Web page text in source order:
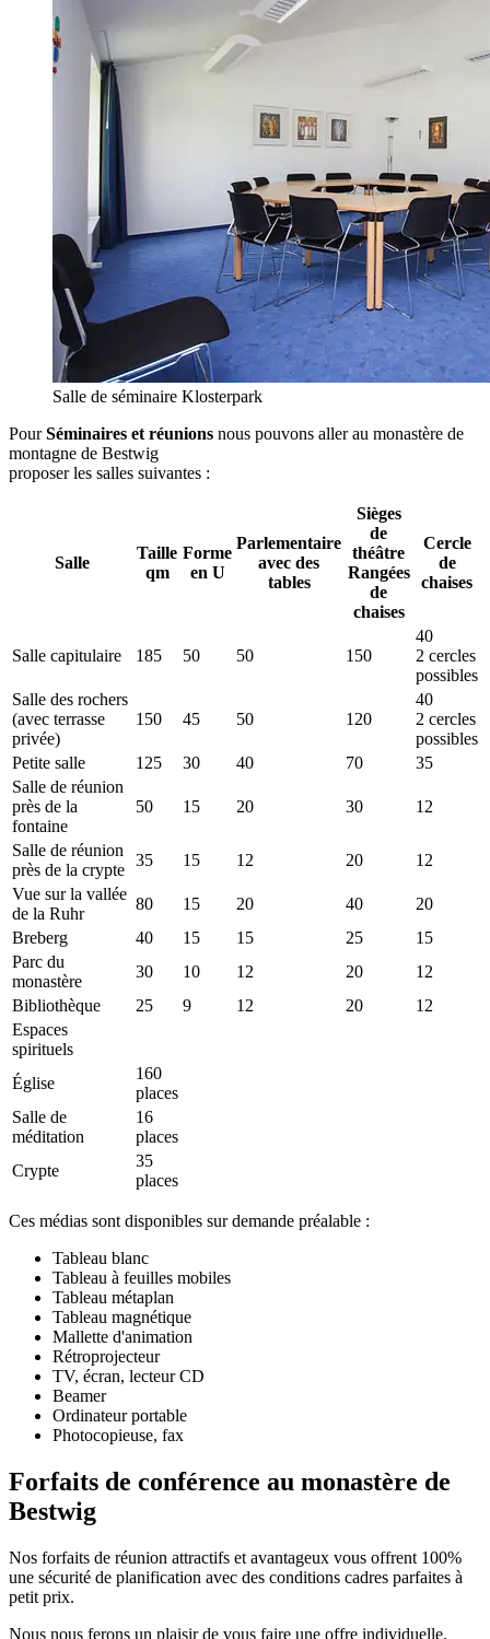
Salle de séminaire Klosterpark
PourSéminaires et réunions nous pouvons aller au monastère de
montagne de Bestwig
proposer les salles suivantes :
Salle
Taille
qm
Forme
en U
Parlementaire
avec des
tables
Sièges
de
théâtre
Rangées
de
chaises
Cercle
de
chaises
Salle capitulaire 185 50 50 150
40
2 cercles
possibles
Salle des rochers
(avec terrasse
privée)
150 45 50 120
40
2 cercles
possibles
Petite salle
125 30 40 70
35
Salle de réunion
près de la
fontaine
50 15 20 30 12
Salle de réunion
près de la crypte
35 15 12 20
12
Vue sur la vallée
de la Ruhr
80 15 20 40
20
Breberg
40 15 15 25
15
Parc du
monastère
30 10 12 20
12
Bibliothèque
25 9 12 20
12
Espaces
spirituels
Église
160
places
Salle de
méditation
16
places
Crypte
35
places
Ces médias sont disponibles sur demande préalable :
Tableau blanc
Tableau à feuilles mobiles
Tableau métaplan
Tableau magnétique
Mallette d'animation
Rétroprojecteur
TV, écran, lecteur CD
Beamer
Ordinateur portable
Photocopieuse, fax
Forfaits de conférence au monastère de
Bestwig
Nos forfaits de réunion attractifs et avantageux vous offrent 100%
une sécurité de planification avec des conditions cadres parfaites à
petit prix.
Nous nous ferons un plaisir de vous faire une offre individuelle,